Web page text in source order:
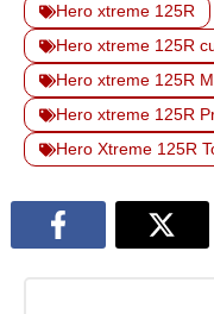
Hero xtreme 125R
Hero xtreme 125R
Hero xtreme 125R
Hero xtreme 125R
Hero Xtreme 125R